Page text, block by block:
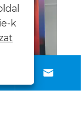


k